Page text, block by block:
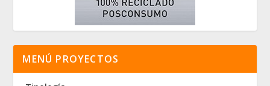
MENÚ PROYECTOS